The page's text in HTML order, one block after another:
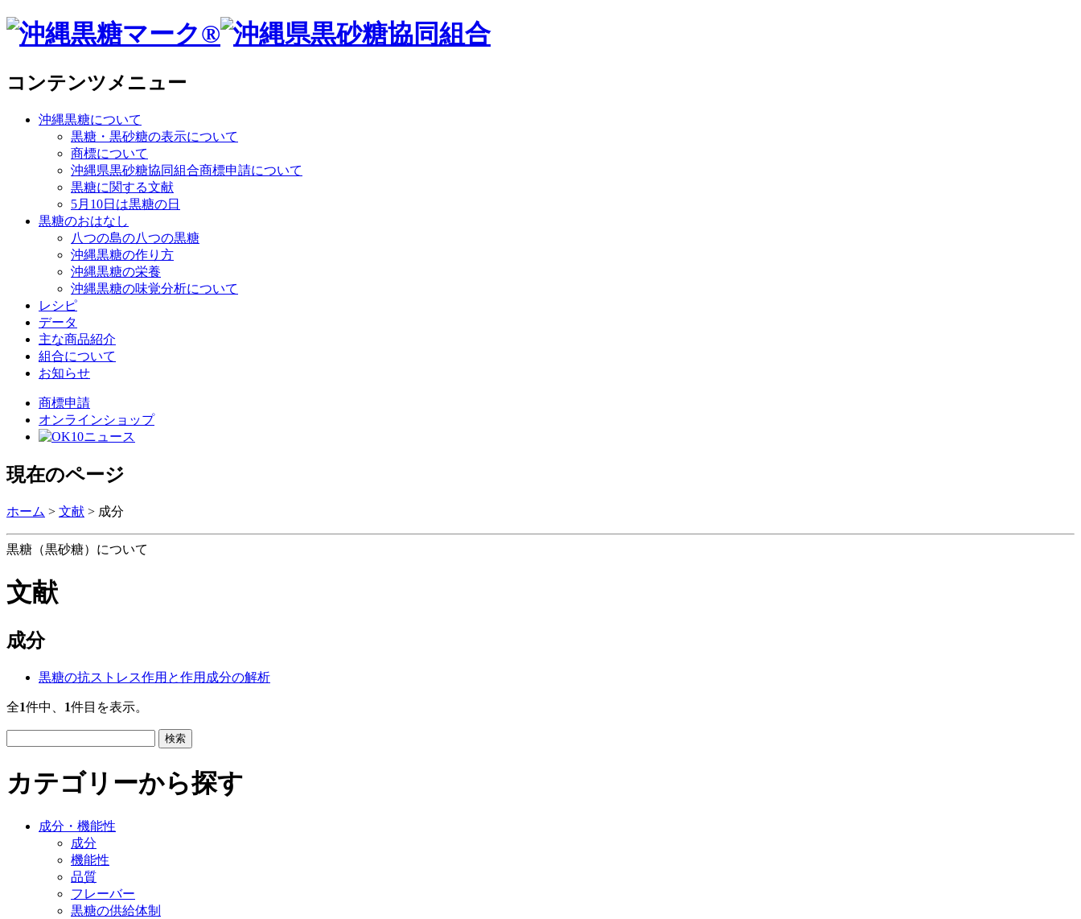
コンテンツメニュー
沖縄黒糖について
黒糖・黒砂糖の表示について
商標について
沖縄県黒砂糖協同組合商標申請について
黒糖に関する文献
5月10日は黒糖の日
黒糖のおはなし
八つの島の八つの黒糖
沖縄黒糖の作り方
沖縄黒糖の栄養
沖縄黒糖の味覚分析について
レシピ
データ
主な商品紹介
組合について
お知らせ
商標申請
オンラインショップ
現在のページ
ホーム > 文献 > 成分
黒糖（黒砂糖）について
文献
成分
黒糖の抗ストレス作用と作用成分の解析
全1件中、 1件目を表示。
検索
カテゴリーから探す
成分・機能性
成分
機能性
品質
フレーバー
黒糖の供給体制